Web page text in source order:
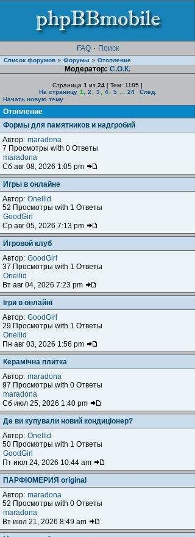
FAQ · Поиск
Список форумов » Форумы » Отопление
Модератор: С.О.К.
Страница 1 из 24 [ Тем: 1185 ]
На страницу 1 2 3 4 5 24
След.
Начать новую тему
Отопление
Формы для памятников и надгробий
Автор: maradona
7 Просмотры with 0 Ответы
maradona
Сб авг 08, 2026 1:05 pm
Игры в онлайне
Автор: Onellid
52 Просмотры with 1 Ответы
GoodGirl
Ср авг 05, 2026 7:13 pm
Игровой клуб
Автор: GoodGirl
37 Просмотры with 1 Ответы
Onellid
Вт авг 04, 2026 7:23 pm
Ігри в онлайні
Автор: GoodGirl
29 Просмотры with 1 Ответы
Onellid
Пн авг 03, 2026 1:56 pm
Керамічна плитка
Автор: maradona
97 Просмотры with 0 Ответы
maradona
Сб июл 25, 2026 1:40 pm
Де ви купували новий кондиціонер?
Автор: Onellid
50 Просмотры with 1 Ответы
GoodGirl
Пт июл 24, 2026 10:44 am
ПАРФЮМЕРИЯ original
Автор: maradona
52 Просмотры with 0 Ответы
maradona
Вт июл 21, 2026 8:49 am